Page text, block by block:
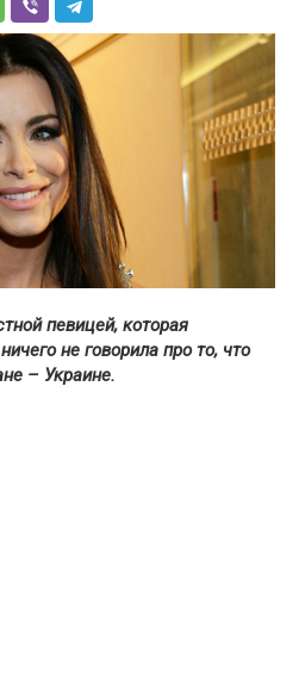
певицей, которая
не говорила про то, что
– Украине.